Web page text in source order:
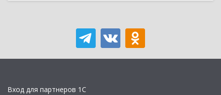
Вход для партнеров 1С